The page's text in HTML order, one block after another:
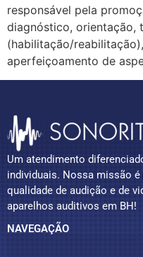
responsável pela
diagnóstico, orientação,
(habilitação/
aperfeiçoamento de
Um atendimento
individuais. Nossa missão
qualidade de audição e de
aparelhos auditivos em BH!
NAVEGAÇÃO